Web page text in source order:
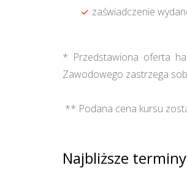
zaświadczenie
* Przedstawiona oferta
Zawodowego zastrzega
** Podana cena kursu
Najbliższe